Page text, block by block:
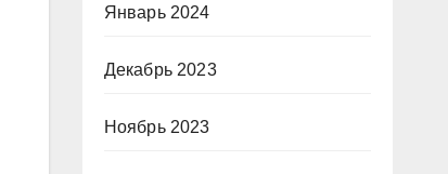
Январь 2024
Декабрь 2023
Ноябрь 2023